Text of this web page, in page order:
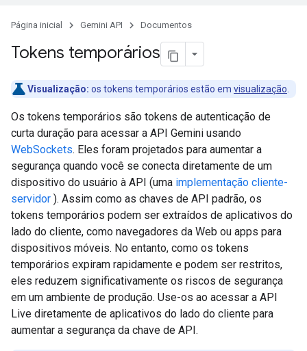
Página inicial Gemini API Documentos
Tokens temporários
Visualização: os tokens temporários estão em visualização
Os tokens temporários são tokens de autenticação de
curta duração para acessar a API Gemini usando
WebSockets. Eles foram projetados para aumentar a
segurança quando você se conecta diretamente de um
dispositivo do usuário à API (uma implementação cliente-
servidor ). Assim como as chaves de API padrão, os
tokens temporários podem ser extraídos de aplicativos do
lado do cliente, como navegadores da Web ou apps para
dispositivos móveis. No entanto, como os tokens
temporários expiram rapidamente e podem ser restritos,
eles reduzem significativamente os riscos de segurança
em um ambiente de produção. Use-os ao acessar a API
Live diretamente de aplicativos do lado do cliente para
aumentar a segurança da chave de API.